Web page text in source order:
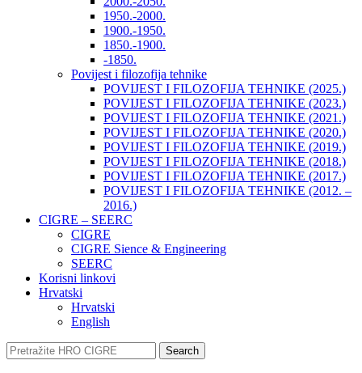
1950.-2000.
1900.-1950.
1850.-1900.
-1850.
Povijest i filozofija tehnike
POVIJEST I FILOZOFIJA TEHNIKE (2025.)
POVIJEST I FILOZOFIJA TEHNIKE (2023.)
POVIJEST I FILOZOFIJA TEHNIKE (2021.)
POVIJEST I FILOZOFIJA TEHNIKE (2020.)
POVIJEST I FILOZOFIJA TEHNIKE (2019.)
POVIJEST I FILOZOFIJA TEHNIKE (2018.)
POVIJEST I FILOZOFIJA TEHNIKE (2017.)
POVIJEST I FILOZOFIJA TEHNIKE (2012. –
2016.)
CIGRE – SEERC
CIGRE
CIGRE Sience & Engineering
SEERC
Korisni linkovi
Hrvatski
Hrvatski
English
Search